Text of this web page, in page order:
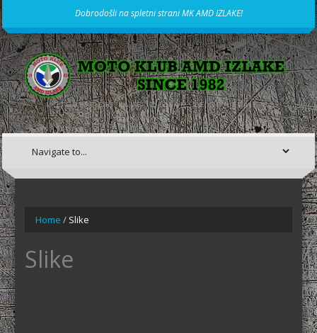
Dobrodošli na spletni strani MK AMD IZLAKE!
MOTORISTIČNI KLUB IZ IZLAK, ŽE OD LETA 1982
Home / Slike
Slike